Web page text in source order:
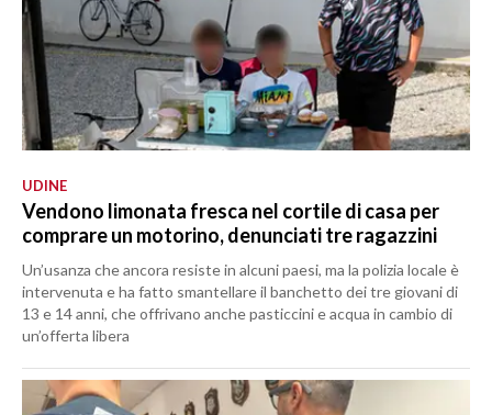
UDINE
Vendono limonata fresca nel cortile di casa per
comprare un motorino, denunciati tre ragazzini
Un’usanza che ancora resiste in alcuni paesi, ma la polizia locale è
intervenuta e ha fatto smantellare il banchetto dei tre giovani di
13 e 14 anni, che offrivano anche pasticcini e acqua in cambio di
un’offerta libera